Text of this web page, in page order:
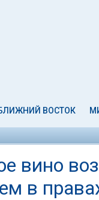
БЛИЖНИЙ ВОСТОК
вино
в